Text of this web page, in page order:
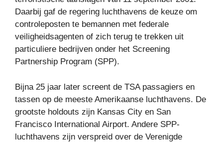
Daarbij gaf de regering luchthavens de keuze om
controleposten te bemannen met federale
veiligheidsagenten of zich terug te trekken uit
particuliere bedrijven onder het Screening
Partnership Program (SPP).
Bijna 25 jaar later screent de TSA passagiers en
tassen op de meeste Amerikaanse luchthavens. De
grootste holdouts zijn Kansas City en San
Francisco International Airport. Andere SPP-
luchthavens zijn verspreid over de Verenigde